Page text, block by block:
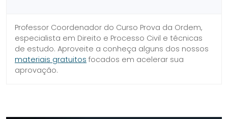
Professor Coordenador do Curso Prova da Ordem,
especialista em Direito e Processo Civil e técnicas
de estudo. Aproveite a conheça alguns dos nossos
materiais gratuitos focados em acelerar sua
aprovação.